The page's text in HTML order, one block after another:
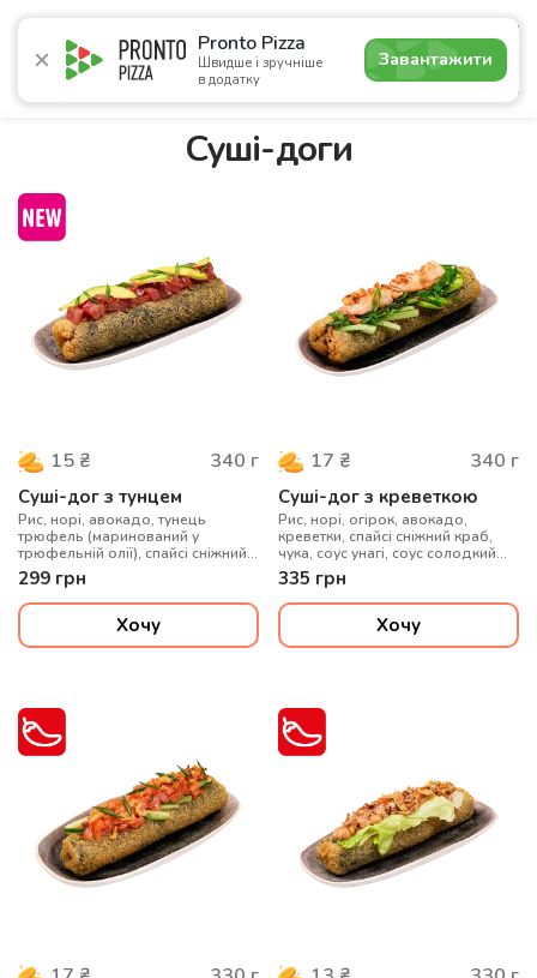
Pronto Pizza
Швидше і зручніше
в додатку
Завантажити
5.0
Акції Піца Суші Сети Бургери Комбо
Суші-доги
15 ₴ 340 г
Суші-дог з тунцем
Рис, норі, авокадо, тунець
трюфель (маринований у
трюфельній олії), спайсі сніжний
краб, соус унагі, соус солодкий
чилі, цибуля криспі, зелена
цибуля, сухарі панко
299 грн
Хочу
17 ₴ 340 г
Суші-дог з креветкою
Рис, норі, огірок, авокадо,
креветки, спайсі сніжний краб,
чука, соус унагі, соус солодкий
чилі, кунжут, соус горіховий
кунжутний, сухарі панко
335 грн
Хочу